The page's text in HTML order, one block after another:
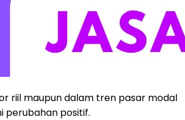
riil maupun dalam tren pasar modal
perubahan positif.